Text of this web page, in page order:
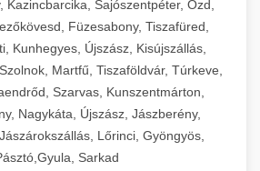
Kazincbarcika, Sajószentpéter, Ózd,
Füzesabony, Tiszafüred,
Kunhegyes, Újszász, Kisújszállás,
Martfű, Tiszaföldvár, Túrkeve,
Szarvas, Kunszentmárton,
Nagykáta, Újszász, Jászberény,
Lőrinci, Gyöngyös,
Sarkad